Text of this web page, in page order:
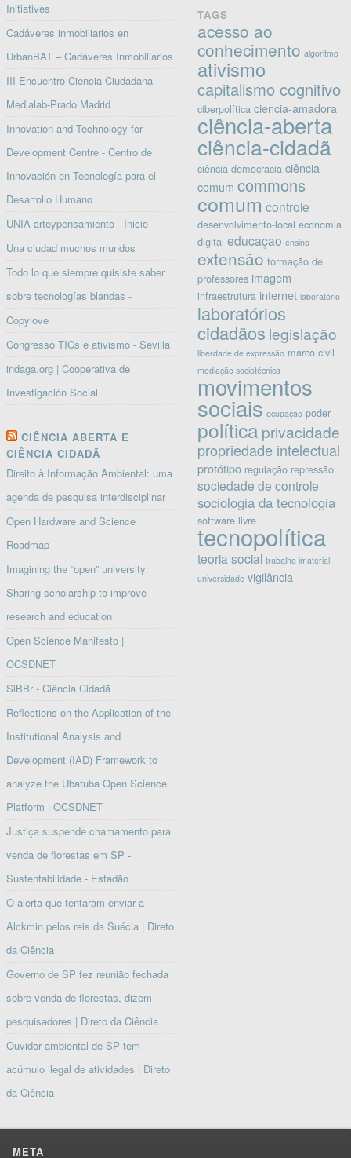
Initiatives
Cadáveres inmobiliarios en
UrbanBAT – Cadáveres Inmobiliarios
III Encuentro Ciencia Ciudadana -
Medialab-Prado Madrid
Innovation and Technology for
Development Centre - Centro de
Innovación en Tecnología para el
Desarrollo Humano
UNIA arteypensamiento - Inicio
Una ciudad muchos mundos
Todo lo que siempre quisiste saber
sobre tecnologías blandas -
Copylove
Congresso TICs e ativismo - Sevilla
indaga.org | Cooperativa de
Investigación Social
CIÊNCIA ABERTA E
CIÊNCIA CIDADÃ
Direito à Informação Ambiental: uma
agenda de pesquisa interdisciplinar
Open Hardware and Science
Roadmap
Imagining the “open” university:
Sharing scholarship to improve
research and education
Open Science Manifesto |
OCSDNET
SiBBr - Ciência Cidadã
Reflections on the Application of the
Institutional Analysis and
Development (IAD) Framework to
analyze the Ubatuba Open Science
Platform | OCSDNET
Justiça suspende chamamento para
venda de florestas em SP -
Sustentabilidade - Estadão
O alerta que tentaram enviar a
Alckmin pelos reis da Suécia | Direto
da Ciência
Governo de SP fez reunião fechada
sobre venda de florestas, dizem
pesquisadores | Direto da Ciência
Ouvidor ambiental de SP tem
acúmulo ilegal de atividades | Direto
da Ciência
TAGS
acesso ao
conhecimento algoritmo
ativismo
capitalismo cognitivo
ciberpolítica ciencia-amadora
ciência-aberta
ciência-cidadã
ciência-democracia ciência
comum commons
comum controle
desenvolvimento-local economia
digital educaçao ensino
extensão formação de
professores imagem
infraestrutura internet laboratório
laboratórios
cidadãos legislação
liberdade de expressão marco civil
mediação sociotécnica
movimentos
sociais ocupação poder
política privacidade
propriedade intelectual
protótipo regulação repressão
sociedade de controle
sociologia da tecnologia
software livre
tecnopolítica
teoria social trabalho imaterial
universidade vigilância
META